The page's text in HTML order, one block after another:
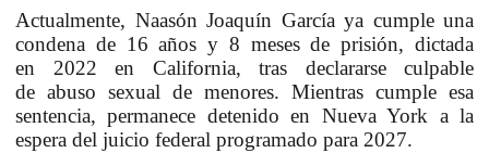
Actualmente, Naasón Joaquín García ya cumple una
condena de 16 años y 8 meses de prisión, dictada
en 2022 en California, tras declararse culpable
de abuso sexual de menores. Mientras cumple esa
sentencia,permanece detenido en Nueva York a la
espera del juicio federal programado para 2027.